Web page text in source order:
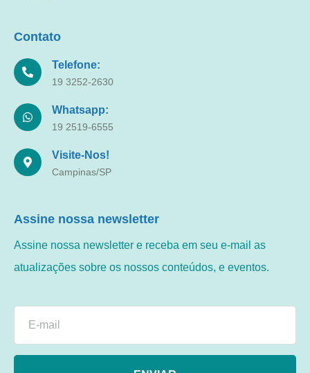
Contato
Telefone:
19 3252-2630
Whatsapp:
19 2519-6555
Visite-Nos!
Campinas/SP
Assine nossa newsletter
Assine nossa newsletter e receba em seu e-mail as
atualizações sobre os nossos conteúdos, e eventos.